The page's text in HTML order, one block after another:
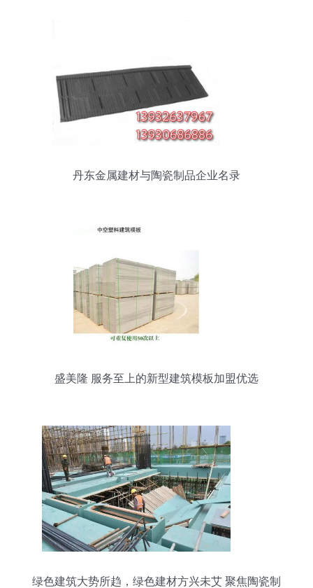
丹东金属建材与陶瓷制品企业名录
盛美隆 服务至上的新型建筑模板加盟优选
绿色建筑大势所趋，绿色建材方兴未艾 聚焦陶瓷制